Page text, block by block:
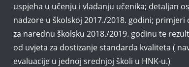
uspjeha u učenju i vladanju učenika; detaljan
nadzore u školskoj 2017./2018. godini;
za narednu školsku 2018./2019. godinu te
od uvjeta za dostizanje standarda kvaliteta (
evaluacije u jednoj srednjoj školi u HNK-u.)